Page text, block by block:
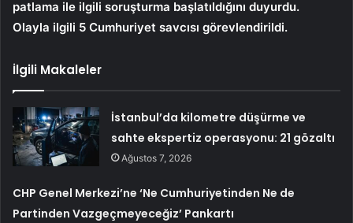
patlama ile ilgili soruşturma başlatıldığını duyurdu.
Olayla ilgili 5 Cumhuriyet savcısı görevlendirildi.
İlgili Makaleler
İstanbul’da kilometre düşürme ve
sahte ekspertiz operasyonu: 21 gözaltı
Ağustos 7, 2026
CHP Genel Merkezi’ne ‘Ne Cumhuriyetinden Ne de
Partinden Vazgeçmeyeceğiz’ Pankartı